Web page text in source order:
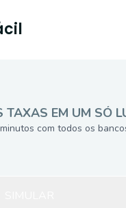
TAXAS EM UM SÓ
com todos os